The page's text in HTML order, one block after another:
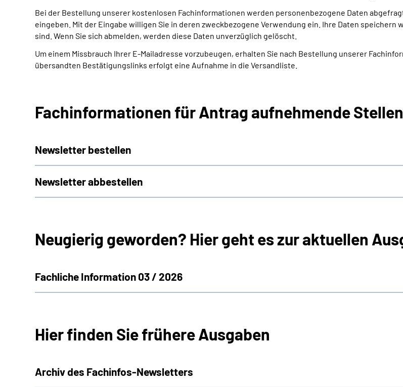
Bei der Bestellung unserer kostenlosen Fachinformationen werden personenbezogene Daten
eingeben. Mit der Eingabe willigen Sie in deren zweckbezogene Verwendung ein. Ihre Daten
sind. Wenn Sie sich abmelden, werden diese Daten unverzüglich gelöscht.
Um einem Missbrauch Ihrer E-Mailadresse vorzubeugen, erhalten Sie nach Bestellung unserer
übersandten Bestätigungslinks erfolgt eine Aufnahme in die Versandliste.
Fachinformationen für Antrag aufnehmende Stellen
Newsletter bestellen
Newsletter abbestellen
Neugierig geworden? Hier geht es zur aktuellen
Fachliche Information 03 / 2026
Hier finden Sie frühere Ausgaben
Archiv des Fachinfos-Newsletters